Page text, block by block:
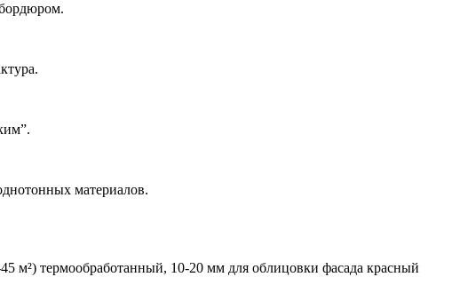
материалов.
м²) термообработанный, 10-20 мм для облицовки фасада красный